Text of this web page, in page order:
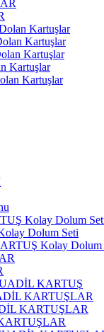
Kartuşlar
Kartuşlar
Kartuşlar
Kartuşlar
Kartuşlar
Kolay Dolum
Dolum Seti
Kolay Dolum
KARTUŞ
KARTUŞLAR
KARTUŞLAR